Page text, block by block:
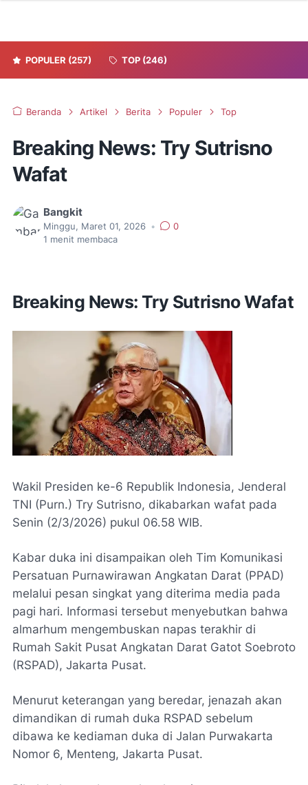
POPULER (257) TOP (246)
Beranda Artikel Berita Populer Top
Breaking News: Try Sutrisno
Wafat
Bangkit
Minggu, Maret 01, 2026 •
0
1 menit membaca
Breaking News: Try SutrisnoWafat
Wakil Presiden ke-6 Republik Indonesia, Jenderal
TNI (Purn.) Try Sutrisno, dikabarkan wafat pada
Senin (2/3/2026) pukul 06.58 WIB.
Kabar duka ini disampaikan oleh Tim Komunikasi
Persatuan Purnawirawan Angkatan Darat (PPAD)
melalui pesan singkat yang diterima media pada
pagi hari. Informasi tersebut menyebutkan bahwa
almarhum mengembuskan napas terakhir di
Rumah Sakit Pusat Angkatan Darat Gatot Soebroto
(RSPAD), Jakarta Pusat.
Menurut keterangan yang beredar, jenazah akan
dimandikan di rumah duka RSPAD sebelum
dibawa ke kediaman duka di Jalan Purwakarta
Nomor 6, Menteng, Jakarta Pusat.